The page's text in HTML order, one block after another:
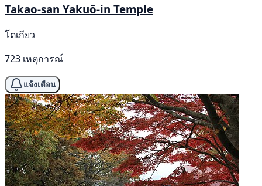
Takao-san Yakuō-in Temple
โตเกียว
723 เหตุการณ์
แจ้งเตือน